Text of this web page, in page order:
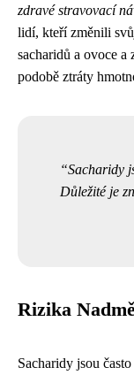
zdravé stravovací
lidí, kteří změnili
sacharidů a ovoce
podobě ztráty
Sacharidy
Důležité je
Rizika
Sacharidy jsou